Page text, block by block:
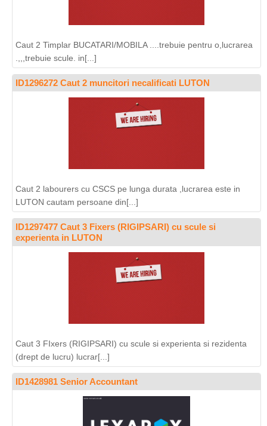
Caut 2 Timplar BUCATARI/MOBILA ....trebuie pentru o,lucrarea
.,,,trebuie scule. in[...]
ID1296272 Caut 2 muncitori necalificati LUTON
Caut 2 labourers cu CSCS pe lunga durata ,lucrarea este in
LUTON cautam persoane din[...]
ID1297477 Caut 3 Fixers (RIGIPSARI) cu scule si
experienta in LUTON
Caut 3 FIxers (RIGIPSARI) cu scule si experienta si rezidenta
(drept de lucru) lucrar[...]
ID1428981 Senior Accountant